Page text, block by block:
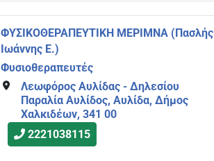
ΦΥΣΙΚΟΘΕΡΑΠΕΥΤΙΚΗ ΜΕΡΙΜΝΑ (Πασλής
Ιωάννης Ε.)
Φυσιοθεραπευτές
Λεωφόρος Αυλίδας - Δηλεσίου
Παραλία Αυλίδος, Αυλίδα, Δήμος
Χαλκιδέων, 341 00
2221038115